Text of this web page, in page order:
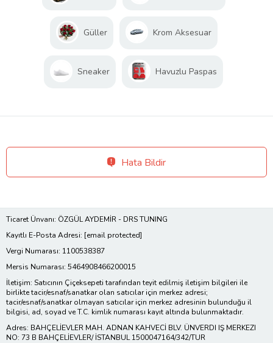
Güller Krom Aksesuar
Sneaker Havuzlu Paspas
Hata Bildir
Ticaret Ünvanı: ÖZGÜL AYDEMİR - DRS TUNING
Kayıtlı E-Posta Adresi: [email protected]
Vergi Numarası: 1100538387
Mersis Numarası: 5464908466200015
İletişim: Satıcının Çiçeksepeti tarafından teyit edilmiş iletişim bilgileri ile
birlikte tacir/esnaf/sanatkar olan satıcılar için merkez adresi;
tacir/esnaf/sanatkar olmayan satıcılar için merkez adresinin bulunduğu il
bilgisi, ad, soyad ve T.C. kimlik numarası kayıt altında bulunmaktadır.
Adres: BAHÇELİEVLER MAH. ADNAN KAHVECİ BLV. ÜNVERDI IŞ MERKEZI
NO: 73 B BAHÇELİEVLER/ İSTANBUL 1500047164/342/TUR